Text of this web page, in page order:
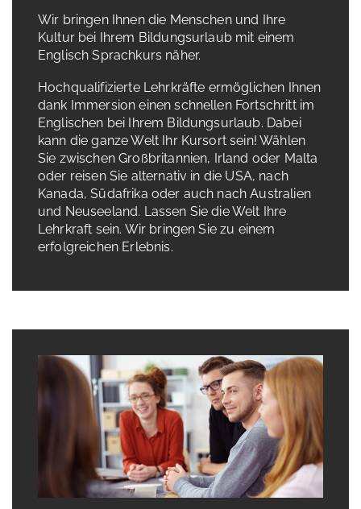
Wir bringen Ihnen die Menschen und Ihre
Kultur bei Ihrem Bildungsurlaub mit einem
Englisch Sprachkurs näher.
Hochqualifizierte Lehrkräfte ermöglichen Ihnen
dank Immersion einen schnellen Fortschritt im
Englischen bei Ihrem Bildungsurlaub. Dabei
kann die ganze Welt Ihr Kursort sein! Wählen
Sie zwischen Großbritannien, Irland oder Malta
oder reisen Sie alternativ in die USA, nach
Kanada, Südafrika oder auch nach Australien
und Neuseeland. Lassen Sie die Welt Ihre
Lehrkraft sein. Wir bringen Sie zu einem
erfolgreichen Erlebnis.